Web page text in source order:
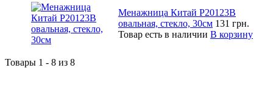
Менажница Китай P20123B
овальная, стекло, 30см 131 грн.
Товар есть в наличии В корзину
Товары 1 - 8 из 8